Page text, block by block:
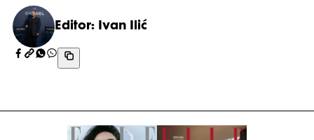
Editor: Ivan Ilić